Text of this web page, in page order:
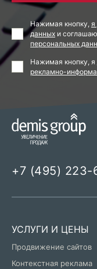
Нажимая кнопку, я
данных и
персональных
Нажимая кнопку,
рекламно-
+7 (495) 223-
УСЛУГИ И ЦЕНЫ
Продвижение сайтов
Контекстная реклама